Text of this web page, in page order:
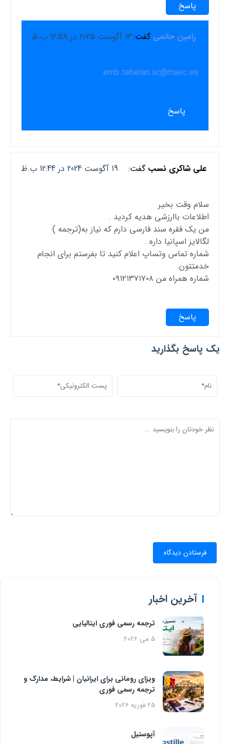
پاسخ
رامین حاتمی گفت:13 آگوست 2025 در 12:58 ب.ظ
emb.teheran.sc@maec.es
پاسخ
علی شاکری نسب گفت: 19 آگوست 2024 در 12:44 ب.ظ
سلام وقت بخیر
اطلاعات باارزشی هدیه کردید .
من یک فقره سند فارسی دارم که نیاز به(ترجمه )
لگالایز اسپانیا داره .
شماره تماس وتساپ اعلام کنید تا بفرستم برای انجام
خدمتتون.
شماره همراه من ۰۹۱۲۱۳۷۱۷۰۸
پاسخ
یک پاسخ بگذارید
آخرین اخبار
ترجمه رسمی فوری ایتالیایی
5 می 2026
ویزای رومانی برای ایرانیان | شرایط، مدارک و
ترجمه رسمی فوری
25 فوریه 2026
آپوستیل